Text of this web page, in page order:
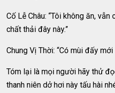
Cố Lễ Châu: “Tôi không ăn,
chất thải đây này.”
Chung Vị Thời: “Có mùi đấy mới
Tóm lại là mọi người hãy thử
thanh niên dở hơi này tấu hài